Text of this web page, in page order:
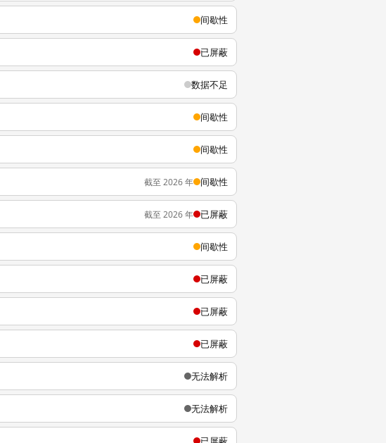
间歇性
已屏蔽
数据不足
间歇性
间歇性
截至 2026 年 间歇性
截至 2026 年 已屏蔽
间歇性
已屏蔽
已屏蔽
已屏蔽
无法解析
无法解析